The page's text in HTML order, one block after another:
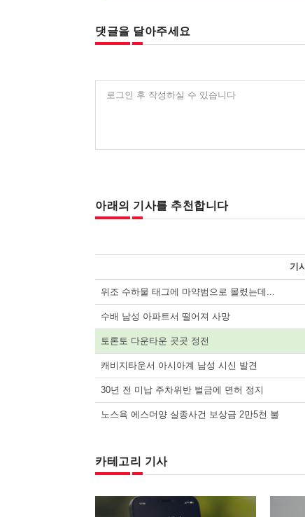
댓글을 달아주세요
로그인 후 작성하실 수 있습니다
아래의 기사를 추천합니다
기
위조 수하물 태그에 마약범으로 몰렸는데...
수배 남성 아파트서 떨어져 사망
토론토 다운타운 곳곳 정전
캐비지타운서 아시아계 남성 시신 발견
30년 전 미납 주차위반 벌금에 면허 정지
노스욕 에스더양 실종사건 보상금 2만5천 불
카테고리 기사